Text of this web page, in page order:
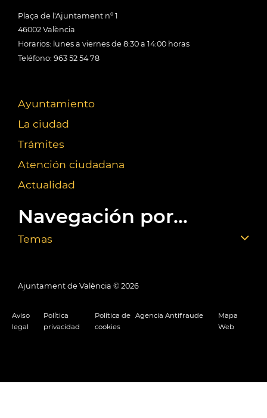
Plaça de l'Ajuntament nº 1
46002 València
Horarios: lunes a viernes de 8:30 a 14:00 horas
Teléfono: 963 52 54 78
Ayuntamiento
La ciudad
Trámites
Atención ciudadana
Actualidad
Navegación por...
Temas
Ajuntament de València © 2026
Aviso
legal
Política
privacidad
Política de
cookies
Agencia Antifraude
Mapa
Web